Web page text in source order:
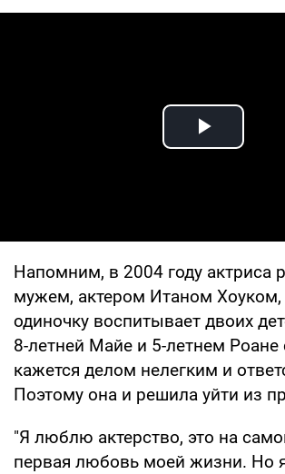
Play
Напомним, в 2004 году актриса
мужем, актером Итаном Хоуком,
одиночку воспитывает двоих
8-летней Майе и 5-летнем
кажется делом нелегким и
Поэтому она и решила уйти из
"Я люблю актерство, это на
первая любовь моей жизни. Но